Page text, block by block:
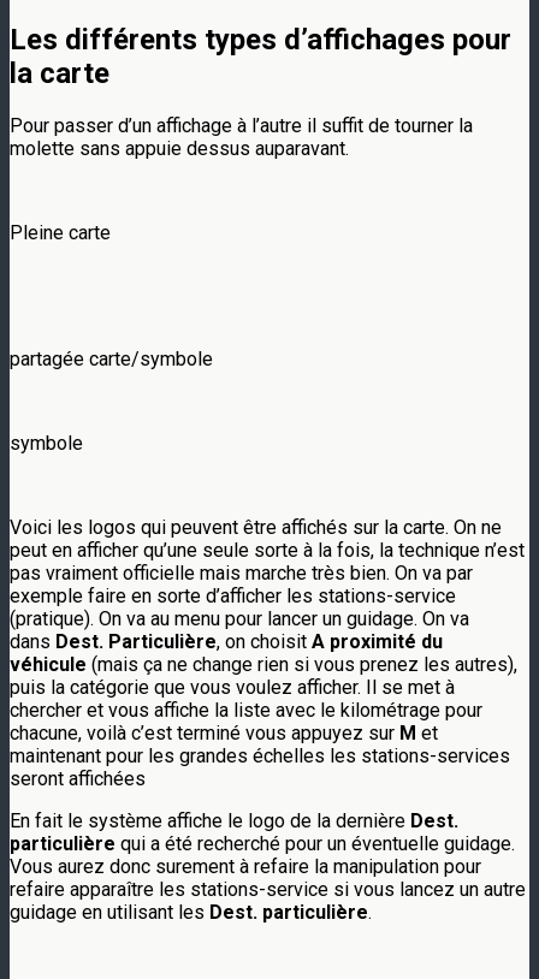
Les différents types d’affichages pour
la carte
Pour passer d’un affichage à l’autre il suffit de tourner la
molette sans appuie dessus auparavant.
Pleine carte
partagée carte/symbole
symbole
Voici les logos qui peuvent être affichés sur la carte. On ne
peut en afficher qu’une seule sorte à la fois, la technique n’est
pas vraiment officielle mais marche très bien. On va par
exemple faire en sorte d’afficher les stations-service
(pratique). On va au menu pour lancer un guidage. On va
dans Dest. Particulière, on choisit A proximité du
véhicule (mais ça ne change rien si vous prenez les autres),
puis la catégorie que vous voulez afficher. Il se met à
chercher et vous affiche la liste avec le kilométrage pour
chacune, voilà c’est terminé vous appuyez sur M et
maintenant pour les grandes échelles les stations-services
seront affichées
En fait le système affiche le logo de la dernière Dest.
particulière qui a été recherché pour un éventuelle guidage.
Vous aurez donc surement à refaire la manipulation pour
refaire apparaître les stations-service si vous lancez un autre
guidage en utilisant les Dest. particulière.